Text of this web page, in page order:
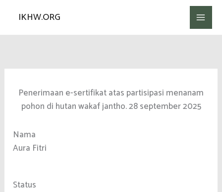
konten
IKHW.ORG
Penerimaan e-sertifikat atas partisipasi menanam
pohon di hutan wakaf jantho. 28 september 2025
Nama
Aura Fitri
Status